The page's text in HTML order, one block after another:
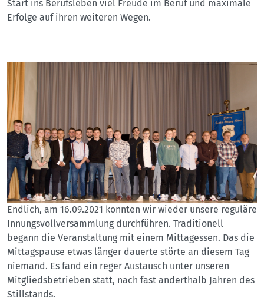
Start ins Berufsleben viel Freude im Beruf und maximale
Erfolge auf ihren weiteren Wegen.
Endlich, am 16.09.2021 konnten wir wieder unsere reguläre
Innungsvollversammlung durchführen. Traditionell
begann die Veranstaltung mit einem Mittagessen. Das die
Mittagspause etwas länger dauerte störte an diesem Tag
niemand. Es fand ein reger Austausch unter unseren
Mitgliedsbetrieben statt, nach fast anderthalb Jahren des
Stillstands.